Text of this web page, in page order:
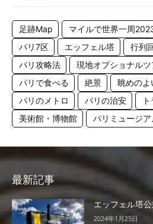
足跡Map マイルで世界一周
パリ7区
エッフェル塔 行列
パリ攻略法
現地オプショナルツ
パリで食べる
絶景 眺めのよ
パリのメトロ
パリの治安
美術館・博物館
パリミュージア
最新記事
エッフェル塔
2024年1月25日